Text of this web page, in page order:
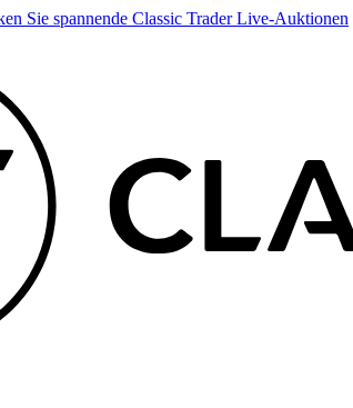
Sie spannende Classic Trader Live-Auktionen